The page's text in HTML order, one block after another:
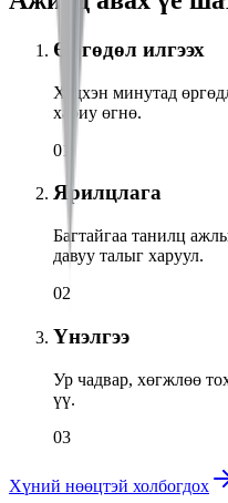
Өргөдөл илгээх
Хэдхэн минутад
хариу өгнө.
01
Ярилцлага
Багтайгаа танилц
давуу талыг харуул.
02
Үнэлгээ
Ур чадвар, хөгжлөө
үү.
03
Хүний нөөцтэй холбогдох